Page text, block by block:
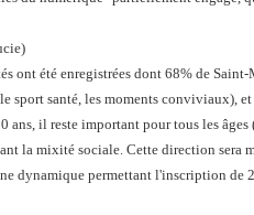
ont été enregistrées dont 68% de
sport santé, les moments conviviaux),
ans, il reste important pour tous les
la mixité sociale. Cette direction sera
dynamique permettant l'inscription de